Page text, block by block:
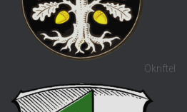
Okriftel